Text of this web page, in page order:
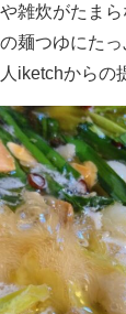
雑炊がたま
麺つゆにた
iketchからの